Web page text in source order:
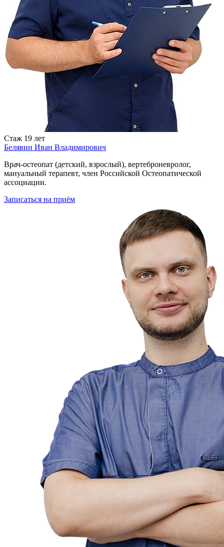
Стаж 19 лет
Белявин Иван Владимирович
Врач-остеопат (детский, взрослый), вертеброневролог,
мануальный терапевт, член Российской Остеопатической
ассоциации.
Записаться на приём